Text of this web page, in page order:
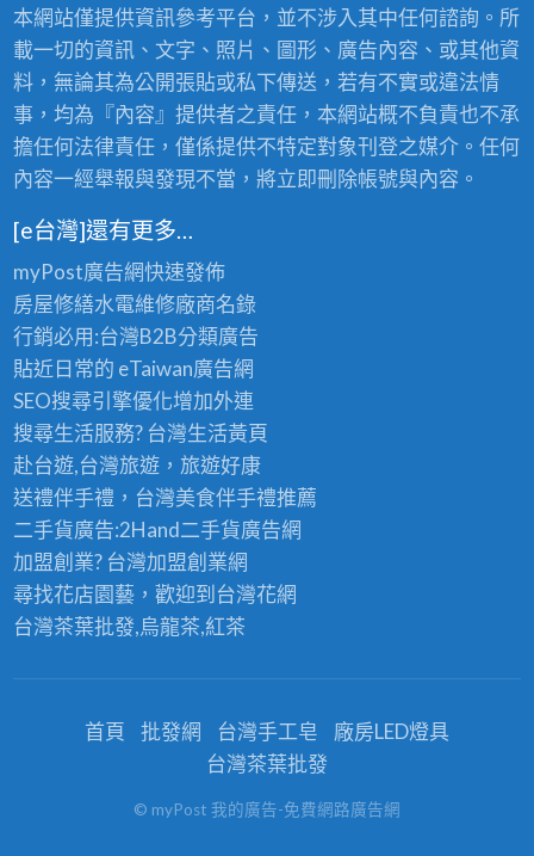
本網站僅提供資訊參考平台，並不涉入其中任何諮詢。所
載一切的資訊、文字、照片、圖形、廣告內容、或其他資
料，無論其為公開張貼或私下傳送，若有不實或違法情
事，均為『內容』提供者之責任，本網站概不負責也不承
擔任何法律責任，僅係提供不特定對象刊登之媒介。任何
內容一經舉報與發現不當，將立即刪除帳號與內容。
[e台灣]還有更多…
myPost廣告網快速發佈
房屋修繕水電維修廠商名錄
行銷必用:台灣B2B分類廣告
貼近日常的 eTaiwan廣告網
SEO搜尋引擎優化增加外連
搜尋生活服務? 台灣生活黃頁
赴台遊,台灣旅遊，旅遊好康
送禮伴手禮，台灣美食伴手禮推薦
二手貨廣告:2Hand二手貨廣告網
加盟創業? 台灣加盟創業網
尋找花店園藝，歡迎到 台灣花網
台灣茶葉批發,烏龍茶,紅茶
首頁 批發網 台灣手工皂
廠房LED燈具
台灣茶葉批發
© myPost 我的廣告-免費網路廣告網